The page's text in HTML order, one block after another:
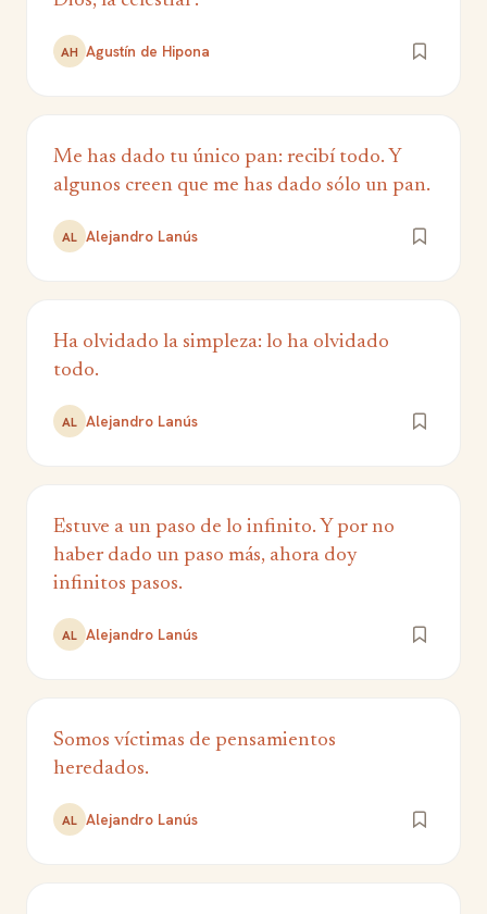
AH Agustín de Hipona
Me has dado tu único pan: recibí todo. Y
algunos creen que me has dado sólo un pan.
AL Alejandro Lanús
Ha olvidado la simpleza: lo ha olvidado
todo.
AL Alejandro Lanús
Estuve a un paso de lo infinito. Y por no
haber dado un paso más, ahora doy
infinitos pasos.
AL Alejandro Lanús
Somos víctimas de pensamientos
heredados.
AL Alejandro Lanús